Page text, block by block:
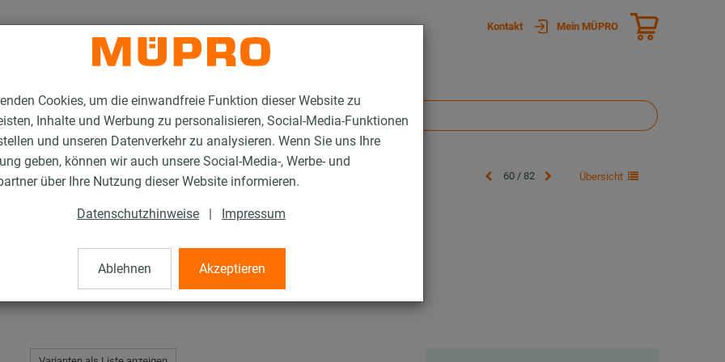
Cookies, um die einwandfreie Funktion dieser Website zu
Inhalte und Werbung zu personalisieren, Social-Media-Funktionen
und unseren Datenverkehr zu analysieren. Wenn Sie uns Ihre
geben, können wir auch unsere Social-Media-, Werbe- und
über Ihre Nutzung dieser Website informieren.
Datenschutzhinweise | Impressum
Ablehnen Akzeptieren
Kontakt Mein MÜPRO
60 / 82 Übersicht